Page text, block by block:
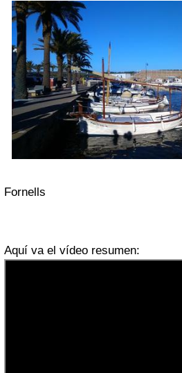
Fornells
Aquí va el vídeo resumen: